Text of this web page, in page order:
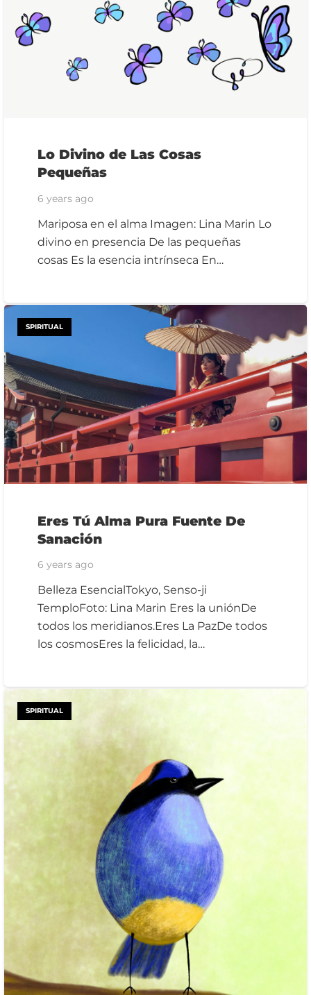
Lo Divino de Las Cosas
Pequeñas
6 years ago
Mariposa en el alma Imagen: Lina Marin Lo
divino en presencia De las pequeñas
cosas Es la esencia intrínseca En…
SPIRITUAL
Eres Tú Alma Pura Fuente De
Sanación
6 years ago
Belleza EsencialTokyo, Senso-ji
TemploFoto: Lina Marin Eres la uniónDe
todos los meridianos.Eres La PazDe todos
los cosmosEres la felicidad, la…
SPIRITUAL